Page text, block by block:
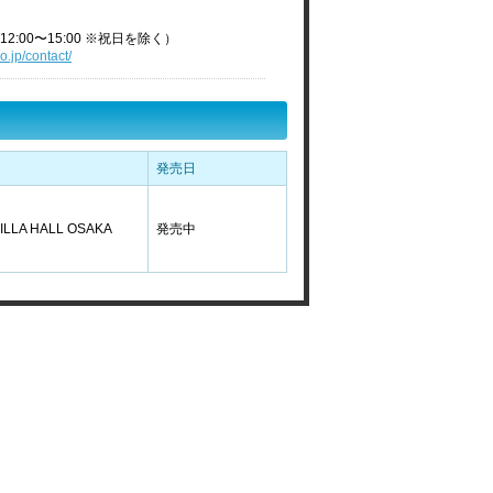
〜15:00 ※祝日を除く）
contact/
発売日
HALL OSAKA 発売中